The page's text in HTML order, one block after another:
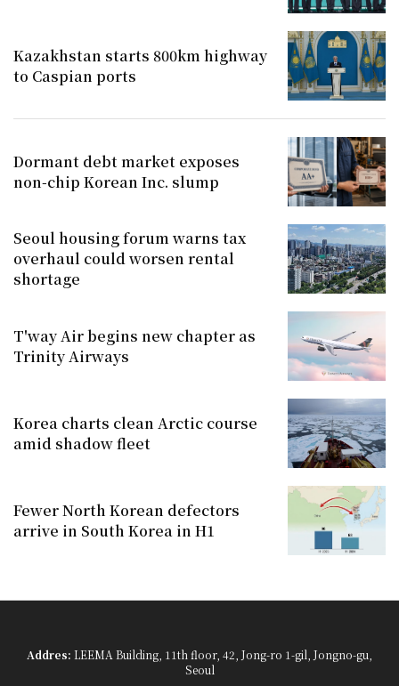
Kazakhstan starts 800km highway
to Caspian ports
Dormant debt market exposes
non-chip Korean Inc. slump
Seoul housing forum warns tax
overhaul could worsen rental
shortage
T'way Air begins new chapter as
Trinity Airways
Korea charts clean Arctic course
amid shadow fleet
Fewer North Korean defectors
arrive in South Korea in H1
Addres: LEEMA Building, 11th floor, 42, Jong-ro 1-gil, Jongno-gu,
Seoul